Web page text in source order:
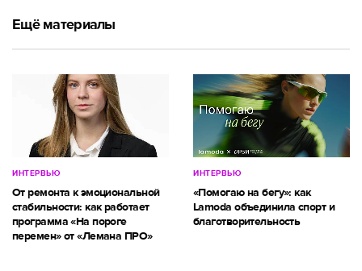
Ещё материалы
ИНТЕРВЬЮ
От ремонта к эмоциональной
стабильности: как работает
программа «На пороге
перемен» от «Лемана ПРО»
ИНТЕРВЬЮ
«Помогаю на бегу»: как
Lamoda объединила спорт и
благотворительность